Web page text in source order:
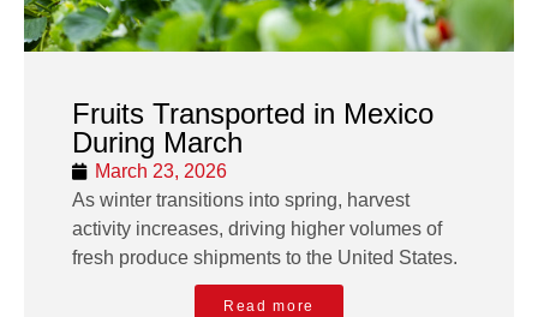
Fruits Transported in Mexico
During March
March 23, 2026
As winter transitions into spring, harvest
activity increases, driving higher volumes of
fresh produce shipments to the United States.
Read more